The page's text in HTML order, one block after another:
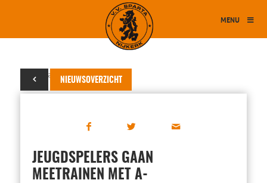
MENU
NIEUWSOVERZICHT
15 januari 2016
JEUGDSPELERS GAAN
MEETRAINEN MET A-